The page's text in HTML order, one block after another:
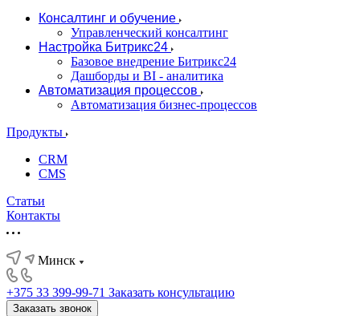
Консалтинг и обучение
Управленческий консалтинг
Настройка Битрикс24
Базовое внедрение Битрикс24
Дашборды и BI - аналитика
Автоматизация процессов
Автоматизация бизнес-процессов
Продукты
CRM
CMS
Статьи
Контакты
Минск
+375 33 399-99-71 Заказать консультацию
Заказать звонок